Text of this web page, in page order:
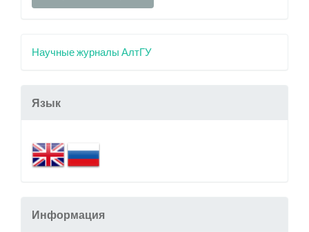
Научные журналы АлтГУ
Язык
Информация